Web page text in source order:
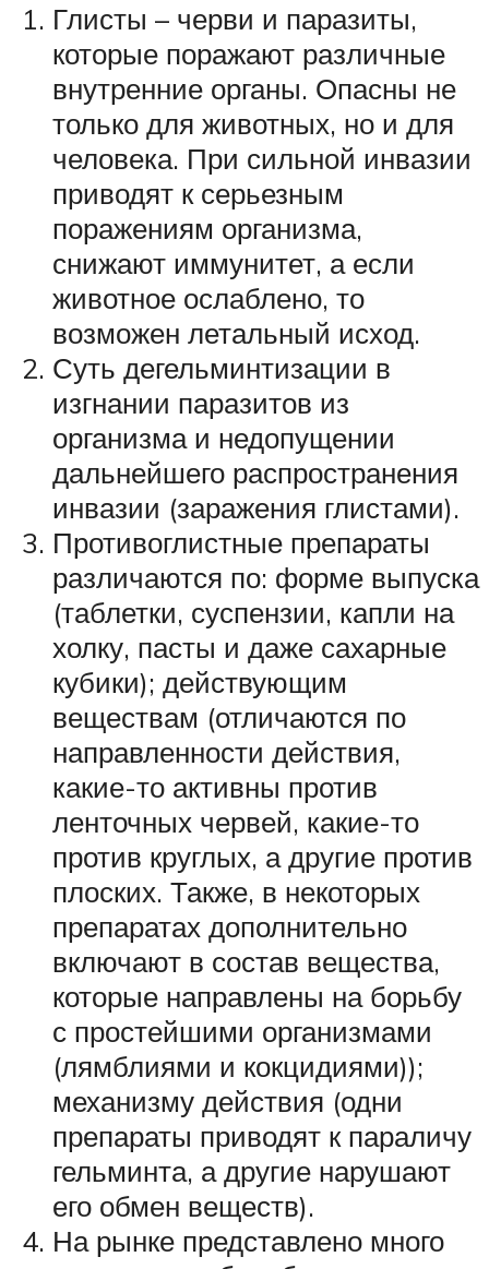
Глисты – черви и паразиты,
которые поражают различные
внутренние органы. Опасны не
только для животных, но и для
человека. При сильной инвазии
приводят к серьезным
поражениям организма,
снижают иммунитет, а если
животное ослаблено, то
возможен летальный исход.
Суть дегельминтизации в
изгнании паразитов из
организма и недопущении
дальнейшего распространения
инвазии (заражения глистами).
Противоглистные препараты
различаются по: форме выпуска
(таблетки, суспензии, капли на
холку, пасты и даже сахарные
кубики); действующим
веществам (отличаются по
направленности действия,
какие-то активны против
ленточных червей, какие-то
против круглых, а другие против
плоских. Также, в некоторых
препаратах дополнительно
включают в состав вещества,
которые направлены на борьбу
с простейшими организмами
(лямблиями и кокцидиями));
механизму действия (одни
препараты приводят к параличу
гельминта, а другие нарушают
его обмен веществ).
На рынке представлено много